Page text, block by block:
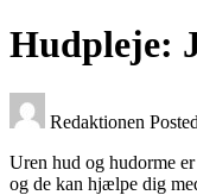
Hudpleje:
Redaktionen
Uren hud og hudorme
og de kan hjælpe dig